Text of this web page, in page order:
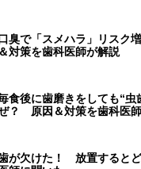
臭で「スメハラ」リスク
＆対策を歯科医師が解説
食後に歯磨きをしても“
？ 原因＆対策を歯科医師
が欠けた！ 放置すると